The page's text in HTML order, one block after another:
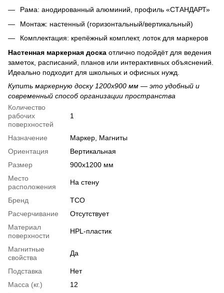
Рама: анодированный алюминий, профиль «СТАНДАРТ»
Монтаж: настенный (горизонтальный/вертикальный)
Комплектация: крепёжный комплект, лоток для маркеров
Настенная маркерная доска отлично подойдёт для ведения
заметок, расписаний, планов или интерактивных объяснений.
Идеально подходит для школьных и офисных нужд.
Купить маркерную доску 1200x900 мм — это удобный и
современный способ организации пространства
Количество
рабочих
поверхностей
1
Назначение
Маркер, Магниты
Ориентация
Вертикальная
Размер
900х1200 мм
Место
расположения
На стену
Бренд
ТСО
Расчерчивание
Отсутствует
Материал
поверхности
HPL-пластик
Магнитные
свойства
Да
Подставка
Нет
Масса (кг.)
12